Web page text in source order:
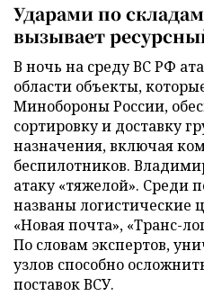
Ударами по
вызывает
В ночь на среду ВС РФ
области объекты,
Минобороны России,
сортировку и доставку
назначения, включая
беспилотников.
атаку «тяжелой». Среди
названы
«Новая почта», «Транс-
По словам экспертов,
узлов способно
поставок ВСУ.